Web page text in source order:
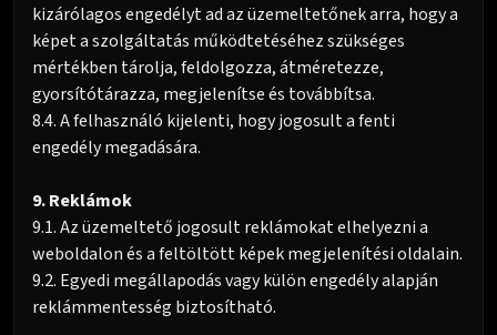
kizárólagos engedélyt ad az üzemeltetőnek arra, hogy a
képet a szolgáltatás működtetéséhez szükséges
mértékben tárolja, feldolgozza, átméretezze,
gyorsítótárazza, megjelenítse és továbbítsa.
8.4. A felhasználó kijelenti, hogy jogosult a fenti
engedély megadására.
9. Reklámok
9.1. Az üzemeltető jogosult reklámokat elhelyezni a
weboldalon és a feltöltött képek megjelenítési oldalain.
9.2. Egyedi megállapodás vagy külön engedély alapján
reklámmentesség biztosítható.